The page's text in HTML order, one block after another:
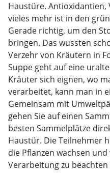
Haustüre.
vieles mehr ist in den
Gerade richtig, um den
bringen. Das wussten
Verzehr von Kräutern in
Suppe geht auf eine
Kräuter sich eignen, wo
verarbeitet, kann man in
Gemeinsam mit
gehen Sie auf einen
besten Sammelplätze
Haustür. Die Teilnehmer
die Pflanzen wachsen
Verarbeitung zu